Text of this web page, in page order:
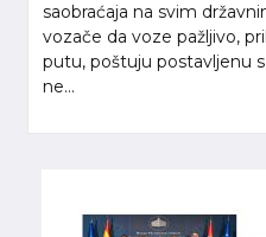
saobraćaja na svim
vozače da voze pažljivo,
putu, poštuju postavljenu
ne...